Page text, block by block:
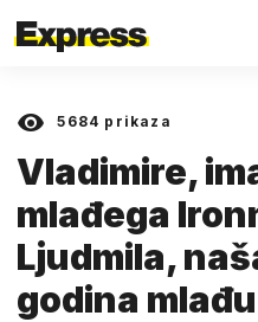
5684 prikaza
Vladimire,
mlađega
Ljudmila,
godina mlađu